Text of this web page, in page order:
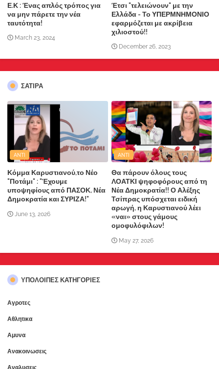
Ε.Κ : Ένας απλός τρόπος για
να μην πάρετε την νέα
ταυτότητα!
March 23, 2024
Έτσι "τελειώνουν" με την
Ελλάδα - Το ΥΠΕΡΜΝΗΜΟΝΙΟ
εφαρμόζεται με ακρίβεια
χιλιοστού!!
December 26, 2023
ΣΑΤΙΡΑ
ANTI
Κόμμα Καρυστιανού,το Νέο
"Ποτάμι" : "Έχουμε
υποψηφίους από ΠΑΣΟΚ, Νέα
Δημοκρατία και ΣΥΡΙΖΑ!"
June 13, 2026
ANTI
Θα πάρουν όλους τους
ΛΟΑΤΚΙ ψηφοφόρους από τη
Νέα Δημοκρατία!! Ο Αλέξης
Τσίπρας υπόσχεται ειδική
αρωγή, η Καρυστιανού λέει
«ναι» στους γάμους
ομοφυλόφιλων!
May 27, 2026
ΥΠΌΛΟΙΠΕΣ ΚΑΤΗΓΟΡΊΕΣ
Αγροτες
Αθλητικα
Αμυνα
Ανακοινωσεις
Αναλυσεις